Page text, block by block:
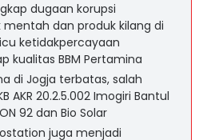
dugaan korupsi
dan produk kilang di
ketidakpercayaan
kualitas BBM Pertamina
di Jogja terbatas, salah
AKR 20.2.5.002 Imogiri Bantul
92 dan Bio Solar
juga menjadi